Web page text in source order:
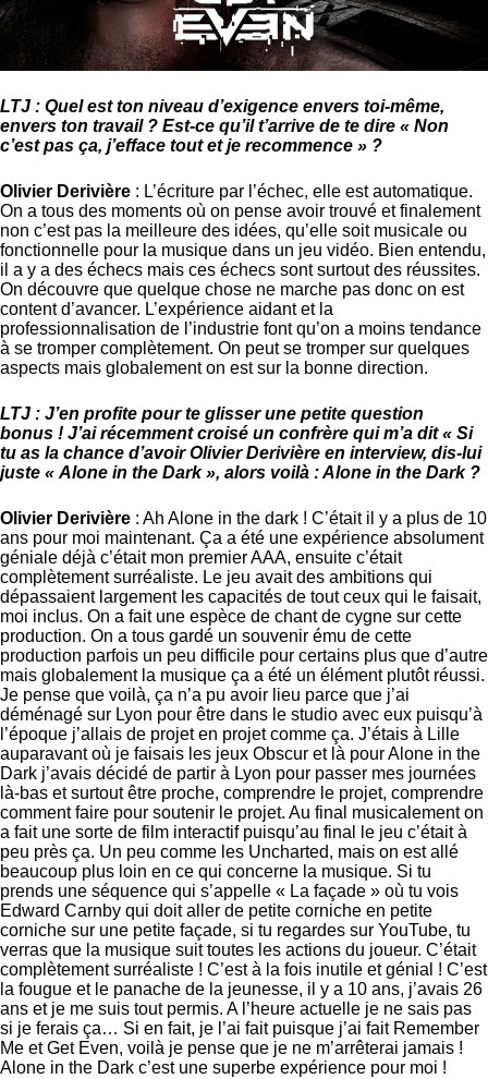
LTJ : Quel est ton niveau d’exigence envers toi-même,
envers ton travail ? Est-ce qu’il t’arrive de te dire « Non
c’est pas ça, j’efface tout et je recommence » ?
Olivier Derivière : L’écriture par l’échec, elle est automatique.
On a tous des moments où on pense avoir trouvé et finalement
non c’est pas la meilleure des idées, qu’elle soit musicale ou
fonctionnelle pour la musique dans un jeu vidéo. Bien entendu,
il a y a des échecs mais ces échecs sont surtout des réussites.
On découvre que quelque chose ne marche pas donc on est
content d’avancer. L’expérience aidant et la
professionnalisation de l’industrie font qu’on a moins tendance
à se tromper complètement. On peut se tromper sur quelques
aspects mais globalement on est sur la bonne direction.
LTJ : J’en profite pour te glisser une petite question
bonus ! J’ai récemment croisé un confrère qui m’a dit « Si
tu as la chance d’avoir Olivier Derivière en interview, dis-lui
juste « Alone in the Dark », alors voilà : Alone in the Dark ?
Olivier Derivière : Ah Alone in the dark ! C’était il y a plus de 10
ans pour moi maintenant. Ça a été une expérience absolument
géniale déjà c’était mon premier AAA, ensuite c’était
complètement surréaliste. Le jeu avait des ambitions qui
dépassaient largement les capacités de tout ceux qui le faisait,
moi inclus. On a fait une espèce de chant de cygne sur cette
production. On a tous gardé un souvenir ému de cette
production parfois un peu difficile pour certains plus que d’autre
mais globalement la musique ça a été un élément plutôt réussi.
Je pense que voilà, ça n’a pu avoir lieu parce que j’ai
déménagé sur Lyon pour être dans le studio avec eux puisqu’à
l’époque j’allais de projet en projet comme ça. J’étais à Lille
auparavant où je faisais les jeux Obscur et là pour Alone in the
Dark j’avais décidé de partir à Lyon pour passer mes journées
là-bas et surtout être proche, comprendre le projet, comprendre
comment faire pour soutenir le projet. Au final musicalement on
a fait une sorte de film interactif puisqu’au final le jeu c’était à
peu près ça. Un peu comme les Uncharted, mais on est allé
beaucoup plus loin en ce qui concerne la musique. Si tu
prends une séquence qui s’appelle « La façade » où tu vois
Edward Carnby qui doit aller de petite corniche en petite
corniche sur une petite façade, si tu regardes sur YouTube, tu
verras que la musique suit toutes les actions du joueur. C’était
complètement surréaliste ! C’est à la fois inutile et génial ! C’est
la fougue et le panache de la jeunesse, il y a 10 ans, j’avais 26
ans et je me suis tout permis. A l’heure actuelle je ne sais pas
si je ferais ça… Si en fait, je l’ai fait puisque j’ai fait Remember
Me et Get Even, voilà je pense que je ne m’arrêterai jamais !
Alone in the Dark c’est une superbe expérience pour moi !